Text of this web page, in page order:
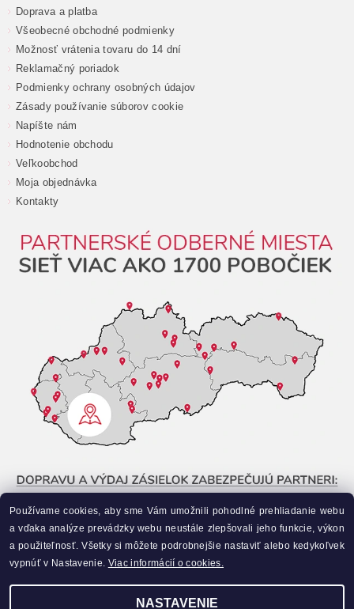
Doprava a platba
Všeobecné obchodné podmienky
Možnosť vrátenia tovaru do 14 dní
Reklamačný poriadok
Podmienky ochrany osobných údajov
Zásady používanie súborov cookie
Napíšte nám
Hodnotenie obchodu
Veľkoobchod
Moja objednávka
Kontakty
Používame cookies, aby sme Vám umožnili pohodlné prehliadanie webu
a vďaka analýze prevádzky webu neustále zlepšovali jeho funkcie, výkon
a použiteľnosť. Všetky si môžete podrobnejšie nastaviť alebo kedykoľvek
vypnúť v Nastavenie. Viac informácií o cookies.
NASTAVENIE